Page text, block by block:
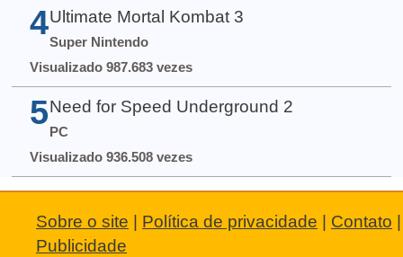
4 Ultimate Mortal Kombat 3
Super Nintendo
Visualizado 987.683 vezes
5 Need for Speed Underground 2
PC
Visualizado 936.508 vezes
Sobre o site Política de privacidade Contato
Publicidade